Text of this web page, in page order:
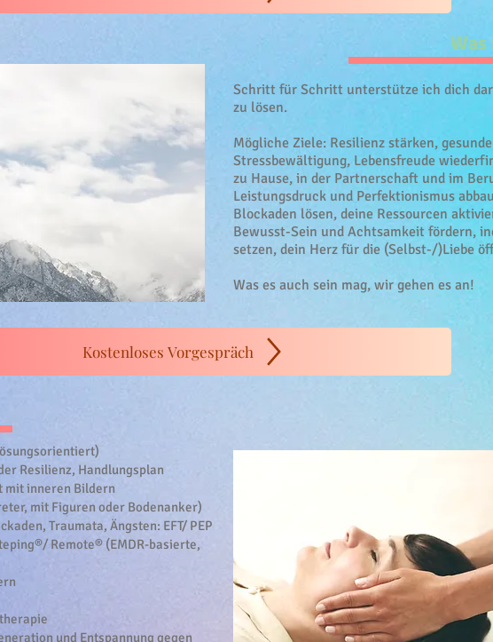
Was
Schritt für Schritt unterstütze ich dich
zu lösen.
Mögliche Ziele: Resilienz stärken,
Stressbewältigung, Lebensfreude
zu Hause, in der Partnerschaft und im
Leistungsdruck und Perfektionismus
Blockaden lösen, deine Ressourcen
Bewusst-Sein und Achtsamkeit fördern,
setzen, dein Herz für die (Selbst-/)Liebe
Was es auch sein mag, wir gehen es an!
Kostenloses Vorgespräch
Resilienz, Handlungsplan
mit inneren Bildern
mit Figuren oder Bodenanker)
Traumata, Ängsten: EFT/ PEP
Remote® (EMDR-basierte,
und Entspannung gegen